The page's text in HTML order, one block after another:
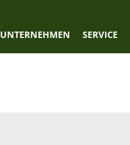
UNTERNEHMEN SERVICE